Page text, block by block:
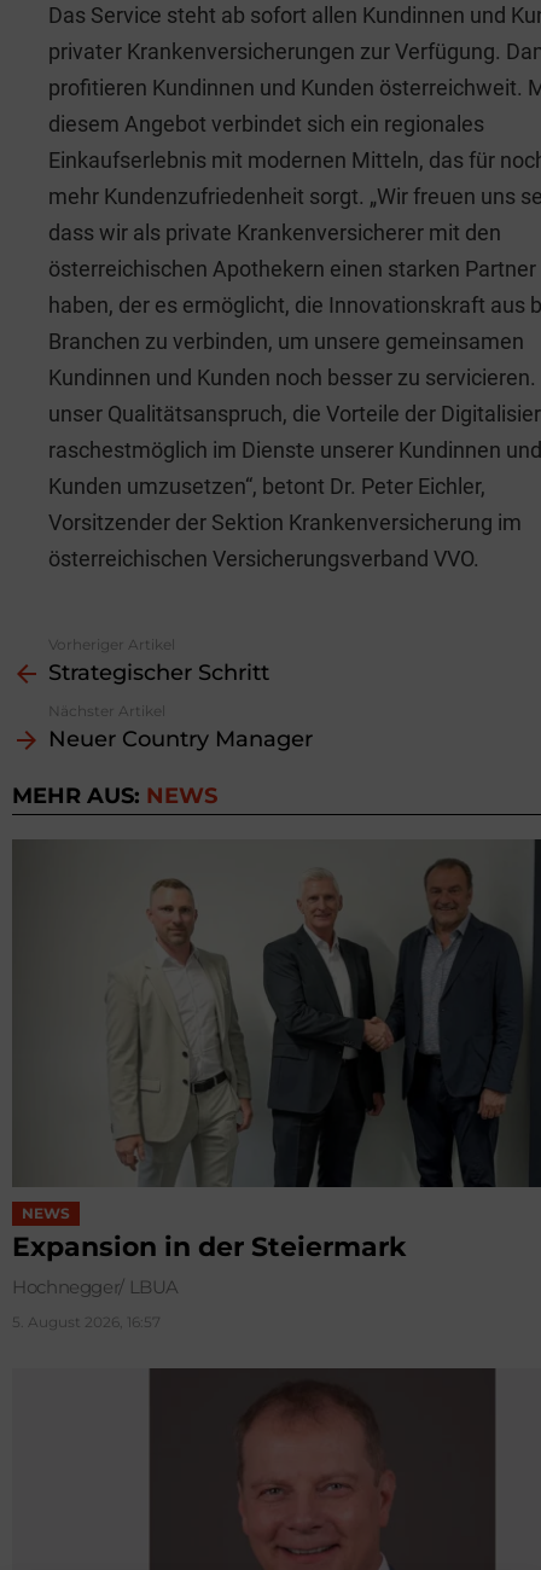
Das Service steht ab sofort allen Kundinnen und
privater Krankenversicherungen zur Verfügung.
profitieren Kundinnen und Kunden österreichweit.
diesem Angebot verbindet sich ein regionales
Einkaufserlebnis mit modernen Mitteln, das für
mehr Kundenzufriedenheit sorgt. „Wir freuen uns
dass wir als private Krankenversicherer mit den
österreichischen Apothekern einen starken Partner
haben, der es ermöglicht, die Innovationskraft aus
Branchen zu verbinden, um unsere gemeinsamen
Kundinnen und Kunden noch besser zu servicieren.
unser Qualitätsanspruch, die Vorteile der
raschestmöglich im Dienste unserer Kundinnen und
Kunden umzusetzen“, betont Dr. Peter Eichler,
Vorsitzender der Sektion Krankenversicherung im
österreichischen Versicherungsverband VVO.
more
Vorheriger Artikel
Strategischer Schritt
Nächster Artikel
Neuer Country Manager
MEHR AUS: NEWS
NEWS
Expansion in der Steiermark
Hochnegger/ LBUA
5. August 2026, 16:57